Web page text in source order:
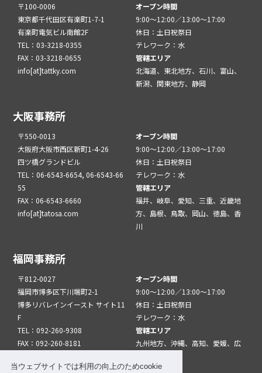
当ウェブサイトでは利用の向上のためcookie
〒100-0006
東京都千代田区有楽町1-7-1
有楽町電気ビル南館2F
TEL：03-3218-0355
FAX：03-3218-0655
info[at]tattky.com
オープン時間
9:00～12:00／13:00～17:00
休日：土日祝祭日
テレワーク：水
管轄エリア
北海道、東北地方、石川、富山、
新潟、関東地方、静岡
大阪事務所
〒550-0013
大阪府大阪市西区新町1-4-26
四ツ橋グランドビル
TEL：06-6543-6654, 06-6543-66
55
FAX：06-6543-6660
info[at]tatosa.com
オープン時間
9:00～12:00／13:00～17:00
休日：土日祝祭日
テレワーク：水
管轄エリア
福井、岐阜、愛知、三重、近畿地
方、島根、鳥取、岡山、徳島、香
川
福岡事務所
〒812-0027
福岡市博多区下川端町2-1
博多リバレインイースト サイト11
F
TEL：092-260-9308
FAX：092-260-8181
オープン時間
9:00～12:00／13:00～17:00
休日：土日祝祭日
テレワーク：水
管轄エリア
九州地方、沖縄、高知、愛媛、広